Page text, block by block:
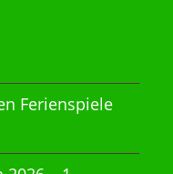
Ferienspiele